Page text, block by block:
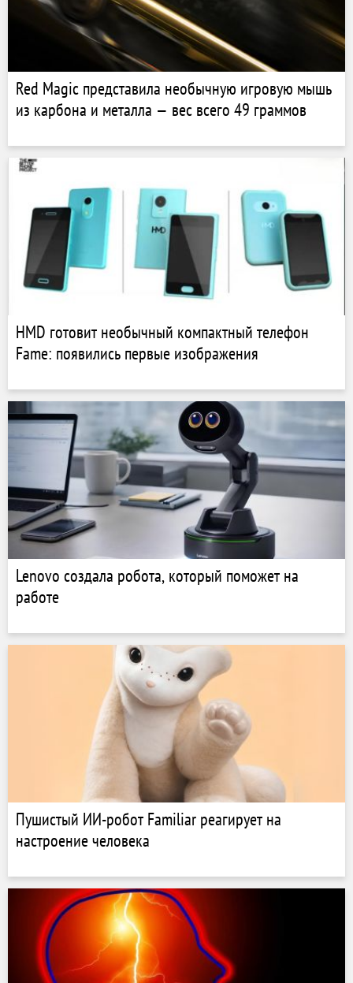
Red Magic представила необычную игровую мышь
из карбона и металла — вес всего 49 граммов
HMD готовит необычный компактный телефон
Fame: появились первые изображения
Lenovo создала робота, который поможет на
работе
Пушистый ИИ-робот Familiar реагирует на
настроение человека